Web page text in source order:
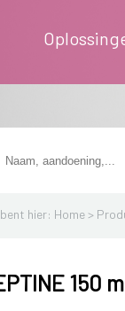
hier: Home >
150